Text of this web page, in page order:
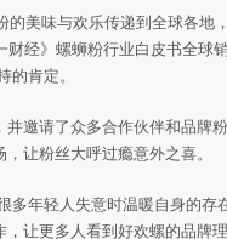
美味与欢乐传递到全球各地
经》螺蛳粉行业白皮书全球
肯定。
邀请了众多合作伙伴和品牌
让粉丝大呼过瘾意外之喜。
多年轻人失意时温暖自身的存
让更多人看到好欢螺的品牌